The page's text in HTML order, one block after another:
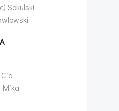
Sokulski
Mika